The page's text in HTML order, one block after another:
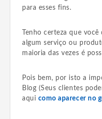
para esses fins.
Tenho certeza que
algum serviço ou
maioria das vezes é
Pois bem, por isto a
Blog (Seus clientes
aqui como aparecer no